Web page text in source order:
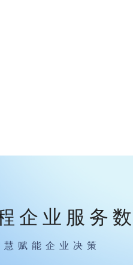
企业服务
赋能企业决策